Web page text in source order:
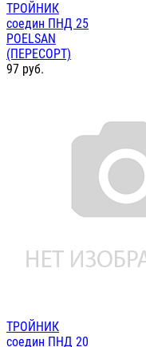
ТРОЙНИК
соедин ПНД 25
POELSAN
(ПЕРЕСОРТ)
97 руб.
ТРОЙНИК
соедин ПНД 20